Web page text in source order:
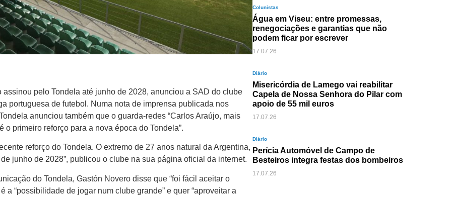
assinou pelo Tondela até junho de 2028, anunciou a SAD do clube
portuguesa de futebol. Numa nota de imprensa publicada nos
anunciou também que o guarda-redes “Carlos Araújo, mais
primeiro reforço para a nova época do Tondela”.
reforço do Tondela. O extremo de 27 anos natural da Argentina,
junho de 2028”, publicou o clube na sua página oficial da internet.
do Tondela, Gastón Novero disse que “foi fácil aceitar o
a “possibilidade de jogar num clube grande” e quer “aproveitar a
Colunistas
Água em Viseu: entre promessas,
renegociações e garantias que não
podem ficar por escrever
17.07.26
Diário
Misericórdia de Lamego vai reabilitar
Capela de Nossa Senhora do Pilar com
apoio de 55 mil euros
17.07.26
Diário
Perícia Automóvel de Campo de
Besteiros integra festas dos bombeiros
17.07.26